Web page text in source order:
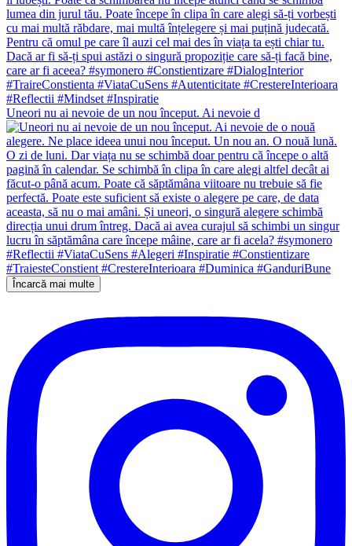
Uneori nu ai nevoie de un nou început. Ai nevoie d
Încarcă mai multe